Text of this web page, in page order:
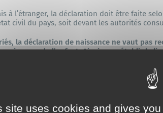
à l’étranger, la déclaration doit être faite
civil du pays, soit devant les autorités
la déclaration de naissance ne vaut pas
naissance de l’enfant. Ainsi pour établir le
doit être effectuée.
site uses cookies and gives